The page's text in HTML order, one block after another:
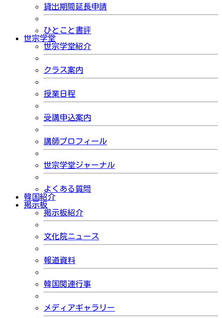
貸出期間延長申請
ひとこと書評
世宗学堂
世宗学堂紹介
クラス案内
授業日程
受講申込案内
講師プロフィール
世宗学堂ジャーナル
よくある質問
韓国紹介
掲示板
掲示板紹介
文化院ニュース
報道資料
韓国関連行事
メディアギャラリー